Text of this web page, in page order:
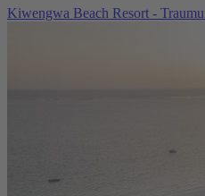
Kiwengwa Beach Resort -